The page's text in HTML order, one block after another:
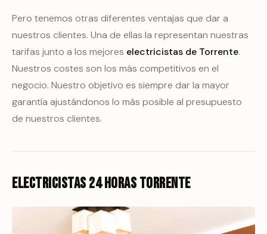
Pero tenemos otras diferentes ventajas que dar a
nuestros clientes. Una de ellas la representan nuestras
tarifas junto a los mejores electricistas de Torrente.
Nuestros costes son los más competitivos en el
negocio. Nuestro objetivo es siempre dar la mayor
garantía ajustándonos lo más posible al presupuesto
de nuestros clientes.
Electricistas 24 horas Torrente